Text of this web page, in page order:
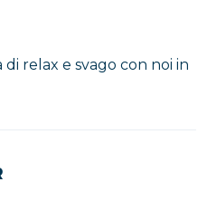
relax e svago con noi in